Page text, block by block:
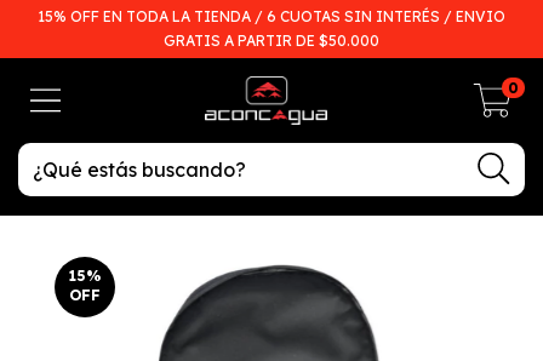
15% OFF EN TODA LA TIENDA / 6 CUOTAS SIN INTERÉS / ENVIO
GRATIS A PARTIR DE $50.000
0
15%
OFF